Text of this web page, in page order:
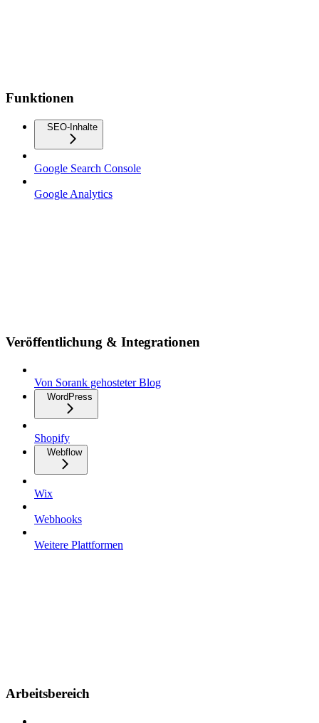
Funktionen
SEO-Inhalte
Google Search Console
Google Analytics
Veröffentlichung & Integrationen
Von Sorank gehosteter Blog
WordPress
Shopify
Webflow
Wix
Webhooks
Weitere Plattformen
Arbeitsbereich